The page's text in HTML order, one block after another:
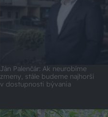
Ján Palenčár: Ak neurobíme
zmeny, stále budeme najhorší
v dostupnosti bývania